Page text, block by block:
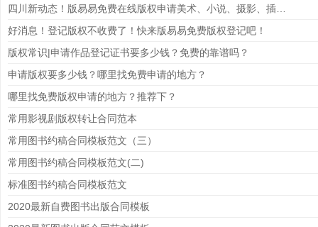
好消息！登记版权不收费了！快来版易易免费版权登记吧！
版权常识|申请作品登记证书要多少钱？免费的靠谱吗？
申请版权要多少钱？哪里找免费申请的地方？
哪里找免费版权申请的地方？推荐下？
常用影视剧版权转让合同范本
常用图书约稿合同模板范文（三）
常用图书约稿合同模板范文(二)
标准图书约稿合同模板范文
2020最新自费图书出版合同模板